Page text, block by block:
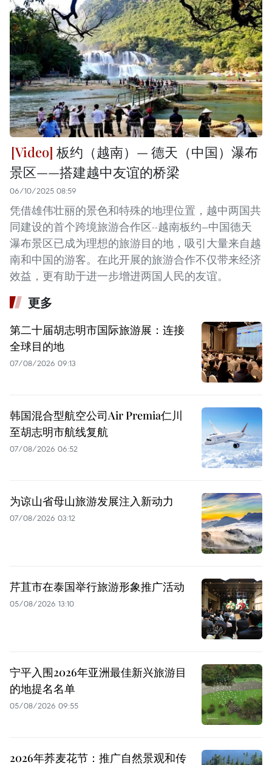
板约（越南）— 德天（中国）瀑布
景区——搭建越中友谊的桥梁
06/10/2025 08:59
凭借雄伟壮丽的景色和特殊的地理位置，越中两国共
同建设的首个跨境旅游合作区--越南板约—中国德天
瀑布景区已成为理想的旅游目的地，吸引大量来自越
南和中国的游客。在此开展的旅游合作不仅带来经济
效益，更有助于进一步增进两国人民的友谊。
更多
第二十届胡志明市国际旅游展：连接
全球目的地
07/08/2026 09:13
韩国混合型航空公司Air Premia仁川
至胡志明市航线复航
07/08/2026 06:52
为谅山省母山旅游发展注入新动力
07/08/2026 03:12
芹苴市在泰国举行旅游形象推广活动
05/08/2026 13:10
宁平入围2026年亚洲最佳新兴旅游目
的地提名名单
05/08/2026 09:55
2026年荞麦花节：推广自然景观和传